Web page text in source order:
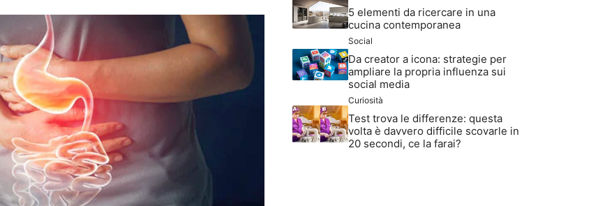
5 elementi da ricercare in una
cucina contemporanea
Social
Da creator a icona: strategie per
ampliare la propria influenza sui
social media
Curiosità
Test trova le differenze: questa
volta è davvero difficile scovarle in
20 secondi, ce la farai?